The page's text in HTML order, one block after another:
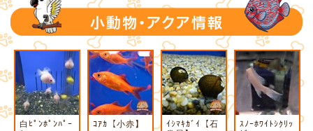
白ﾋﾟﾝﾎﾟﾝﾊﾟｰ
ｺｱｶ【小赤】
ｲｼﾏｷｶﾞｲ【石
ｽﾉｰﾎﾜｲﾄｼｸﾘｯ